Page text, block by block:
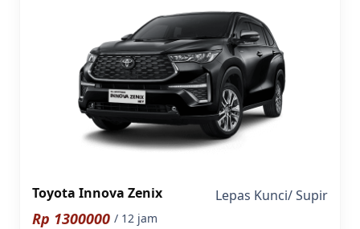
Toyota Innova Zenix Lepas Kunci/Supir
Rp 1300000 / 12 jam